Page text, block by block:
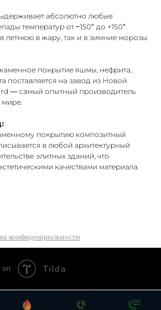
абсолютно любые
температур от −150° до +150°.
летнюю в жару, так и в зимние морозы.
покрытие яшмы, нефрита,
поставляется на завод из Новой
— самый опытный производитель
мире.
покрытию композитный
в любой архитектурный
элитных зданий, что
качествами материала.
конфиденциальности
on Tilda